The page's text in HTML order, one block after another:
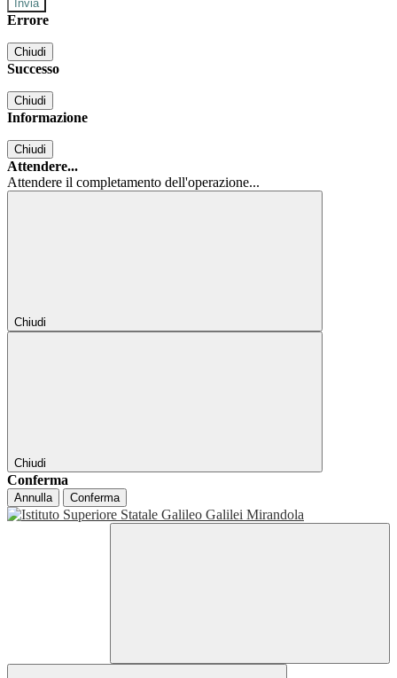
Errore
Chiudi
Successo
Chiudi
Informazione
Chiudi
Attendere...
Attendere il completamento dell'operazione...
Chiudi
Chiudi
Conferma
Annulla Conferma